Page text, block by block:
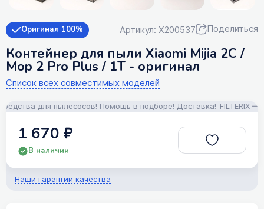
Оригинал 100% Артикул: X200537 Поделиться
Контейнер для пыли Xiaomi Mijia 2C /
Mop 2 Pro Plus / 1T - оригинал
Список всех совместимых моделей
для пылесосов! Помощь в подборе! Доставка! FILTERIX —
1 670 ₽
В наличии
Наши гарантии качества